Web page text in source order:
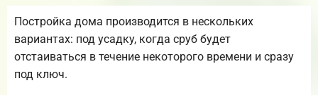
Постройка дома производится в нескольких
вариантах: под усадку, когда сруб будет
отстаиваться в течение некоторого времени и сразу
под ключ.